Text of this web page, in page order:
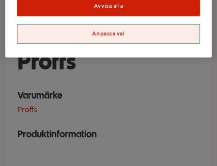
Torrschampo Bold
Volume 200ml
Proffs
Varumärke
Proffs
Produktinformation
Avvisa alla
Anpassa val